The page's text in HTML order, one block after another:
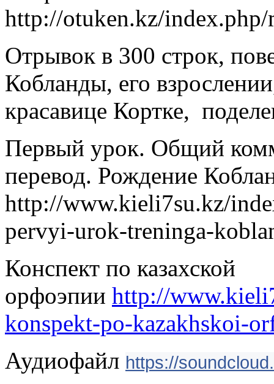
http://otuken.kz/
Отрывок в 300 строк,
Кобланды, его
красавице Кортке,
Первый урок. Общий
перевод. Рождение
http://www.kieli7su.kz/
pervyi-urok-treninga-
Конспект по казахской
орфоэпии http://
konspekt-po-kazakhskoi-
Аудиофайл https://